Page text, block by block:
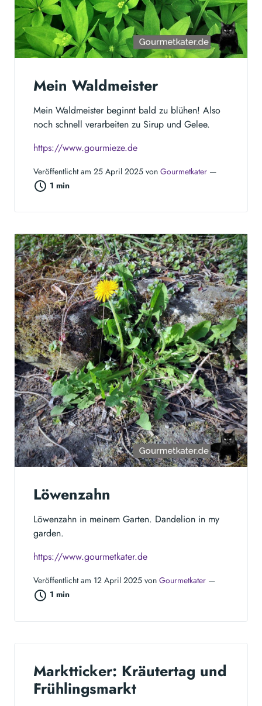
Mein Waldmeister
Mein Waldmeister beginnt bald zu blühen! Also
noch schnell verarbeiten zu Sirup und Gelee.
https://www.gourmieze.de
Veröffentlicht am 25 April 2025 von Gourmetkater —
1 min
Löwenzahn
Löwenzahn in meinem Garten. Dandelion in my
garden.
https://www.gourmetkater.de
Veröffentlicht am 12 April 2025 von Gourmetkater —
1 min
Marktticker: Kräutertag und
Frühlingsmarkt